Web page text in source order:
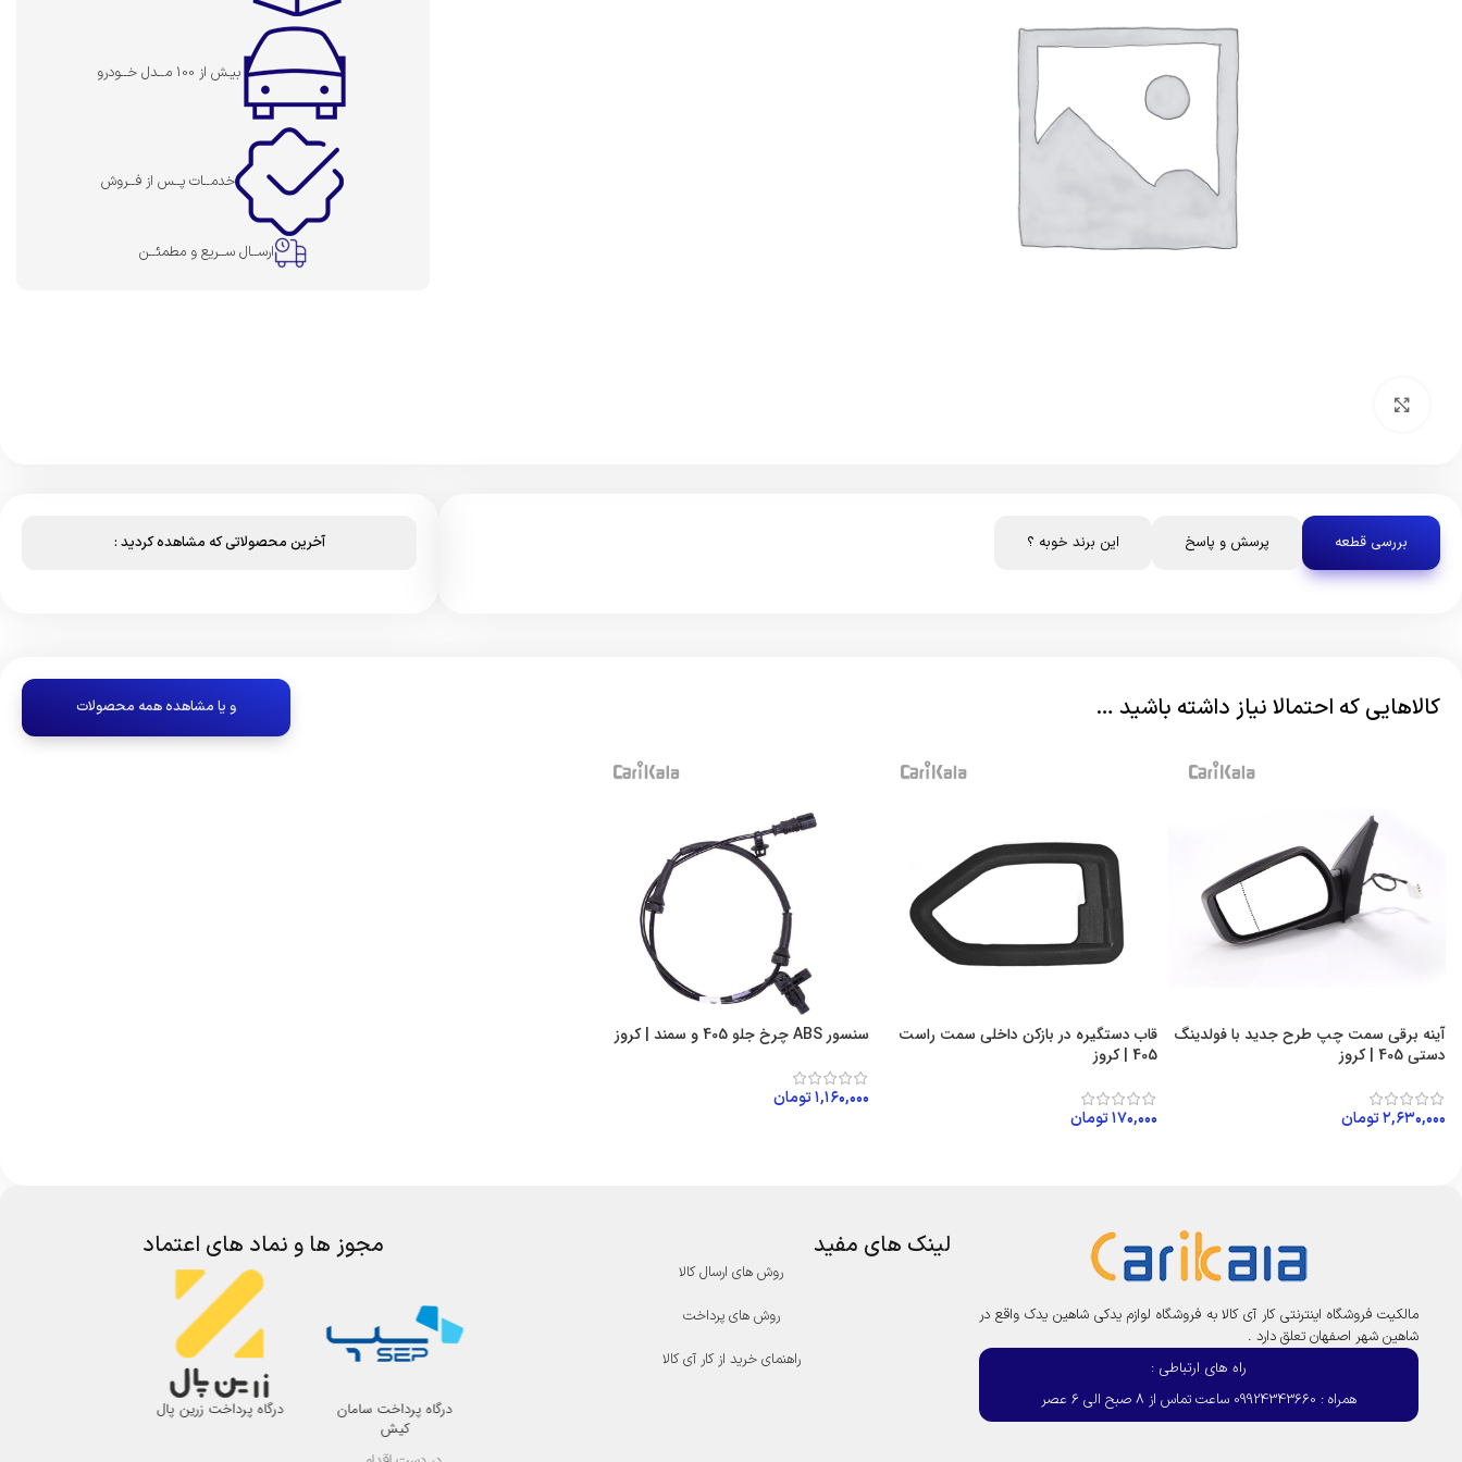
بیـش از 100 مــدل خــودرو
خدمــات پــس از فــروش
ارســال ســریع و مطمئــن
بررسی قطعه پرسش و پاسخ این برند خوبه ؟ آخرین محصولاتی که مشاهده کردید :
کالاهایی که احتمالا نیاز داشته باشید … و یا مشاهده همه محصولات
آینه برقی سمت چپ طرح جدید با فولدینگ
دستی 405 | کروز
۲,۶۳۰,۰۰۰تومان
قاب دستگیره در بازکن داخلی سمت راست
405 | کروز
۱۷۰,۰۰۰تومان
سنسور ABS چرخ جلو 405 و سمند | کروز
۱,۱۶۰,۰۰۰تومان
مالکیت فروشگاه اینترنتی کار آی کالا به فروشگاه لوازم یدکی شاهین یدک واقع در
شاهین شهر اصفهان تعلق دارد .
راه های ارتباطی :
همراه : 09924343660 ساعت تماس از 8 صبح الی 6 عصر
لینک های مفید
روش های ارسال کالا
روش های پرداخت
راهنمای خرید از کار آی کالا
مجوز ها و نماد های اعتماد
درگاه پرداخت سامان
کیش
درگاه پرداخت زرین پال